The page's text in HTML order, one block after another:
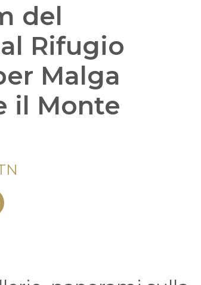
del
Rifugio
Malga
il Monte